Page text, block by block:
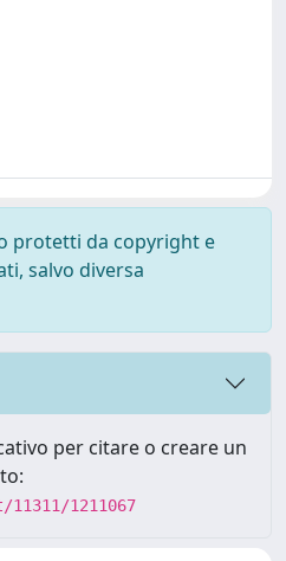
protetti da copyright e
salvo diversa
per citare o creare un
1211067